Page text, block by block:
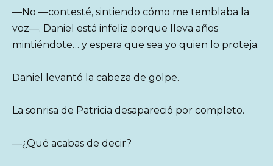
—No —contesté, sintiendo cómo me temblaba la
voz—. Daniel está infeliz porque lleva años
mintiéndote… y espera que sea yo quien lo proteja.
Daniel levantó la cabeza de golpe.
La sonrisa de Patricia desapareció por completo.
—¿Qué acabas de decir?